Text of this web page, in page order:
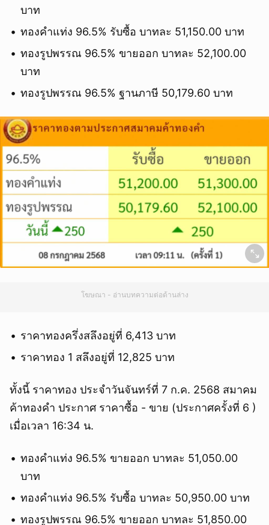
บาท
ทองคำแท่ง 96.5% รับซื้อ บาทละ 51,150.00 บาท
ทองรูปพรรณ 96.5% ขายออก บาทละ 52,100.00
บาท
ทองรูปพรรณ 96.5% ฐานภาษี 50,179.60 บาท
โฆษณา - อ่านบทความต่อด้านล่าง
ราคาทองครึ่งสลึงอยู่ที่ 6,413 บาท
ราคาทอง 1 สลึงอยู่ที่ 12,825 บาท
ทั้งนี้ ราคาทอง ประจำวันจันทร์ที่ 7 ก.ค. 2568 สมาคม
ค้าทองคำ ประกาศ ราคาซื้อ - ขาย (ประกาศครั้งที่ 6 )
เมื่อเวลา 16:34 น.
ทองคำแท่ง 96.5% ขายออก บาทละ 51,050.00
บาท
ทองคำแท่ง 96.5% รับซื้อ บาทละ 50,950.00 บาท
ทองรูปพรรณ 96.5% ขายออก บาทละ 51,850.00